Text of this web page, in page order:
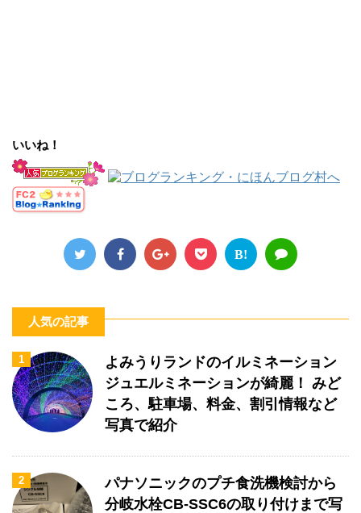
いいね！
B!
人気の記事
1
よみうりランドのイルミネーション
ジュエルミネーションが綺麗！ みど
ころ、駐車場、料金、割引情報など
写真で紹介
2
パナソニックのプチ食洗機検討から
分岐水栓CB-SSC6の取り付けまで写